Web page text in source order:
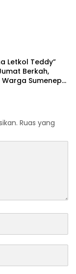
Letkol Teddy”
Berkah,
Sumenep
Ruas yang